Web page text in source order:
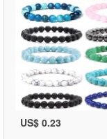
US$ 0.23